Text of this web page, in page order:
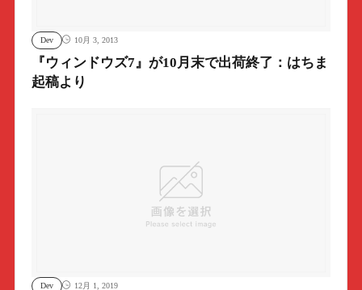
Dev 10月 3, 2013
『ウィンドウズ7』が10月末で出荷終了：はちま
起稿より
Dev 12月 1, 2019